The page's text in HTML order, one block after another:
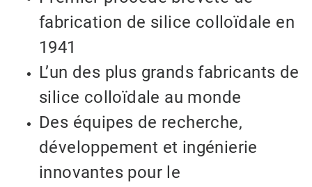
fabrication de silice colloïdale en
1941
L’un des plus grands fabricants de
silice colloïdale au monde
Des équipes de recherche,
développement et ingénierie
innovantes pour le